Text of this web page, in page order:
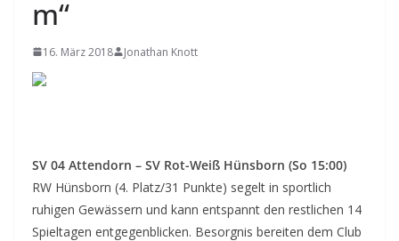
m“
16. März 2018 Jonathan Knott
SV 04 Attendorn – SV Rot-Weiß Hünsborn (So 15:00)
RW Hünsborn (4. Platz/31 Punkte) segelt in sportlich
ruhigen Gewässern und kann entspannt den restlichen 14
Spieltagen entgegenblicken. Besorgnis bereiten dem Club